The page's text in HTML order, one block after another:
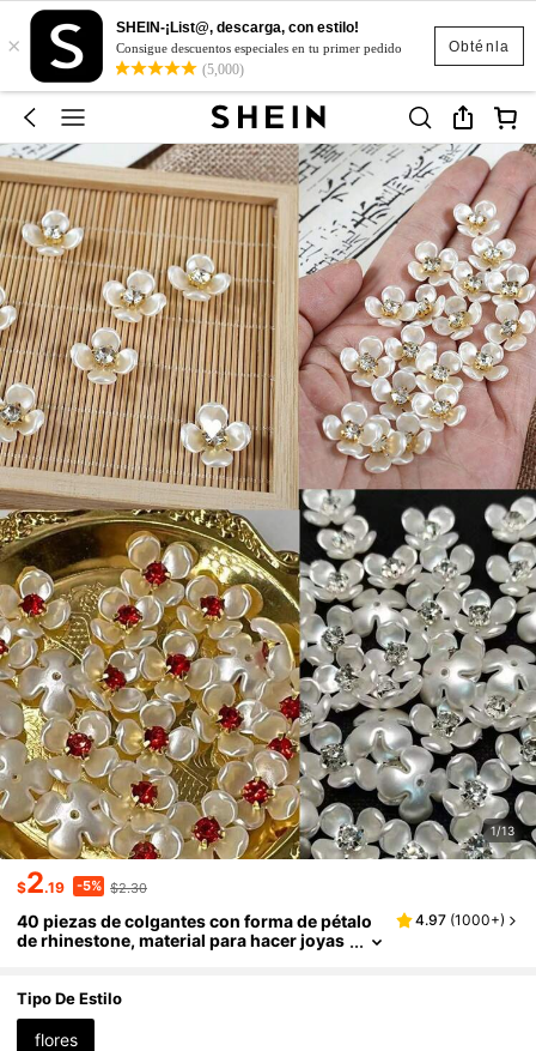
Obténla
×
SHEIN-¡List@, descarga, con estilo!
Consigue descuentos especiales en tu primer pedido
(5,000)
1/13
$2.19 -5% $2.30
40 piezas de colgantes con forma de pétalo
de rhinestone, material para hacer joyas
4.97 (1000+)
Tipo De Estilo
flores